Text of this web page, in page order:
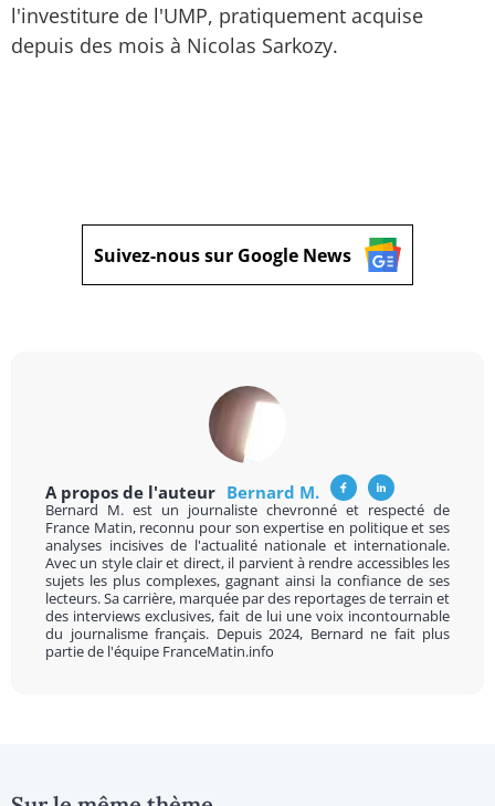
l'investiture de l'UMP, pratiquement acquise
depuis des mois à Nicolas Sarkozy.
Suivez-nous sur Google News
A propos de l'auteur Bernard M.
Bernard M. est un journaliste chevronné et respecté de
France Matin, reconnu pour son expertise en politique et ses
analyses incisives de l'actualité nationale et internationale.
Avec un style clair et direct, il parvient à rendre accessibles les
sujets les plus complexes, gagnant ainsi la confiance de ses
lecteurs. Sa carrière, marquée par des reportages de terrain et
des interviews exclusives, fait de lui une voix incontournable
du journalisme français. Depuis 2024, Bernard ne fait plus
partie de l'équipe FranceMatin.info